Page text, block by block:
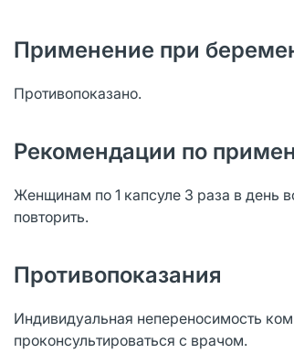
Применение при
Противопоказано.
Рекомендации по
Женщинам по 1 капсуле 3 раза в день
повторить.
Противопоказания
Индивидуальная непереносимость
проконсультироваться с врачом.